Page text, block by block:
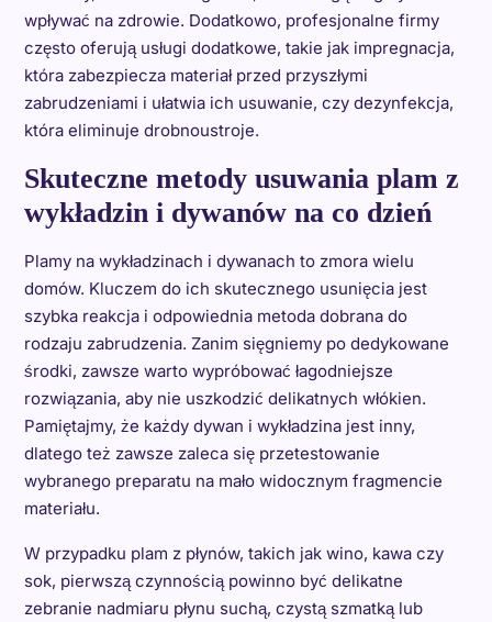
wpływać na zdrowie. Dodatkowo, profesjonalne firmy
często oferują usługi dodatkowe, takie jak impregnacja,
która zabezpiecza materiał przed przyszłymi
zabrudzeniami i ułatwia ich usuwanie, czy dezynfekcja,
która eliminuje drobnoustroje.
Skuteczne metody usuwania plam z
wykładzin i dywanów na co dzień
Plamy na wykładzinach i dywanach to zmora wielu
domów. Kluczem do ich skutecznego usunięcia jest
szybka reakcja i odpowiednia metoda dobrana do
rodzaju zabrudzenia. Zanim sięgniemy po dedykowane
środki, zawsze warto wypróbować łagodniejsze
rozwiązania, aby nie uszkodzić delikatnych włókien.
Pamiętajmy, że każdy dywan i wykładzina jest inny,
dlatego też zawsze zaleca się przetestowanie
wybranego preparatu na mało widocznym fragmencie
materiału.
W przypadku plam z płynów, takich jak wino, kawa czy
sok, pierwszą czynnością powinno być delikatne
zebranie nadmiaru płynu suchą, czystą szmatką lub